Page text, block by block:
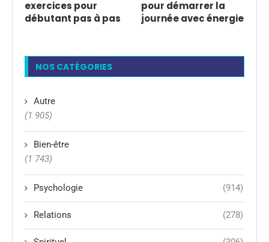
exercices pour
débutant pas à pas
pour démarrer la
journée avec énergie
NOS CATÉGORIES
Autre
(1 905)
Bien-être
(1 743)
Psychologie (914)
Relations (278)